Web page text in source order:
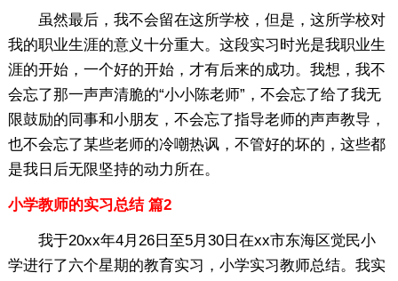
虽然最后，我不会留在这所学校，但是，这所学校对
我的职业生涯的意义十分重大。这段实习时光是我职业生
涯的开始，一个好的开始，才有后来的成功。我想，我不
会忘了那一声声清脆的“小小陈老师”，不会忘了给了我无
限鼓励的同事和小朋友，不会忘了指导老师的声声教导，
也不会忘了某些老师的冷嘲热讽，不管好的坏的，这些都
是我日后无限坚持的动力所在。
小学教师的实习总结 篇2
我于20xx年4月26日至5月30日在xx市东海区觉民小
学进行了六个星期的教育实习，小学实习教师总结。我实